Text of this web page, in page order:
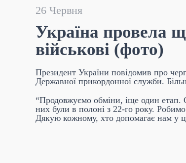
26 Червня
Україна провела
військові (фото)
Президент України повідомив про
Державної прикордонної служби.
“Продовжуємо обміни, іще один етап.
них були в полоні з 22-го року.
Дякую кожному, хто допомагає нам у